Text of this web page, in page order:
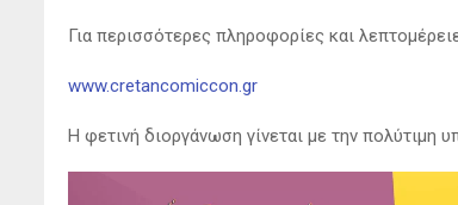
Για περισσότερες πληροφορίες και
www.cretancomiccon.gr
Η φετινή διοργάνωση γίνεται με την πολύτιμη